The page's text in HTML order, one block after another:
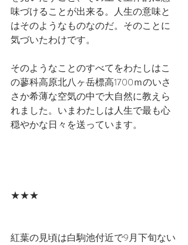
味づけることが出来る。人生の意味と
はそのようなものなのだ。そのことに
気づいたわけです。
そのようなことのすべてをわたしはこ
の蓼科高原北八ヶ岳標高1700ｍのいさ
さか希薄な空気の中で大自然に教えら
れました。いまわたしは人生で最も心
穏やかな日々を送っています。
★★★
紅葉の見頃は白駒池付近で9月下旬ない